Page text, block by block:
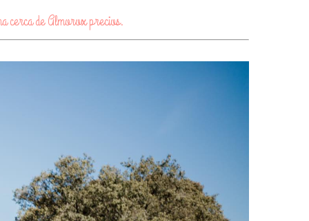
cerca de Almorox precios.